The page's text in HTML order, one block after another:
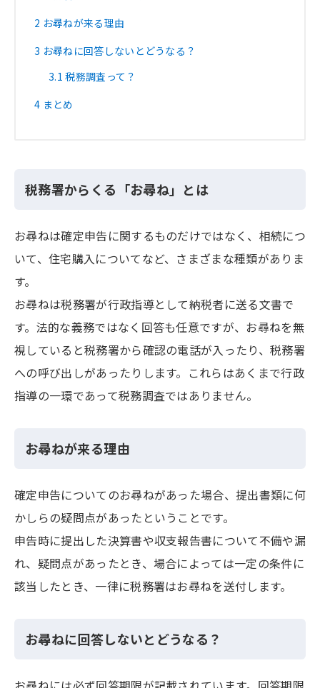
2 お尋ねが来る理由
3 お尋ねに回答しないとどうなる？
3.1 税務調査って？
4 まとめ
税務署からくる「お尋ね」とは
お尋ねは確定申告に関するものだけではなく、相続につ
いて、住宅購入についてなど、さまざまな種類がありま
す。
お尋ねは税務署が行政指導として納税者に送る文書で
す。法的な義務ではなく回答も任意ですが、お尋ねを無
視していると税務署から確認の電話が入ったり、税務署
への呼び出しがあったりします。これらはあくまで行政
指導の一環であって税務調査ではありません。
お尋ねが来る理由
確定申告についてのお尋ねがあった場合、提出書類に何
かしらの疑問点があったということです。
申告時に提出した決算書や収支報告書について不備や漏
れ、疑問点があったとき、場合によっては一定の条件に
該当したとき、一律に税務署はお尋ねを送付します。
お尋ねに回答しないとどうなる？